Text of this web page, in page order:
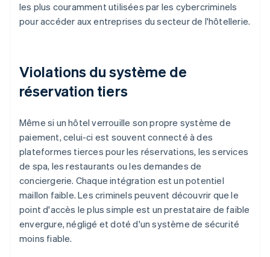
les plus couramment utilisées par les cybercriminels
pour accéder aux entreprises du secteur de l'hôtellerie.
Violations du système de
réservation tiers
Même si un hôtel verrouille son propre système de
paiement, celui-ci est souvent connecté à des
plateformes tierces pour les réservations, les services
de spa, les restaurants ou les demandes de
conciergerie. Chaque intégration est un potentiel
maillon faible. Les criminels peuvent découvrir que le
point d'accès le plus simple est un prestataire de faible
envergure, négligé et doté d'un système de sécurité
moins fiable.